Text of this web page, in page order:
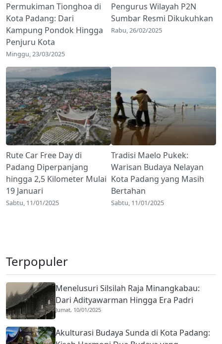
Permukiman Tionghoa di
Kota Padang: Dari
Kampung Pondok Hingga
Penjuru Kota
Minggu, 23/03/2025
Pengurus Wilayah P2N
Sumbar Resmi Dikukuhkan
Rabu, 26/02/2025
Rute Car Free Day di
Padang Diperpanjang
hingga 2,5 Kilometer Mulai
19 Januari
Sabtu, 11/01/2025
Tradisi Maelo Pukek:
Warisan Budaya Nelayan
Kota Padang yang Masih
Bertahan
Sabtu, 11/01/2025
Terpopuler
Menelusuri Silsilah Raja Minangkabau:
Dari Adityawarman Hingga Era Padri
Jumat, 10/01/2025
Akulturasi Budaya Sunda di Kota Padang: